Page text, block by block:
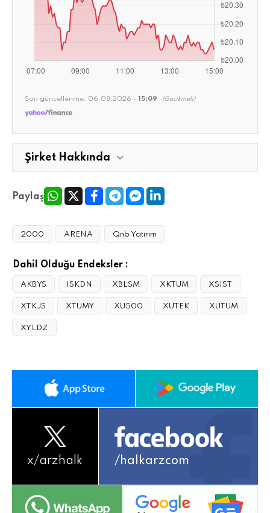
Son güncellenme: 06.08.2026 - 15:09 (Gecikmeli)
Şirket Hakkında
Paylaş
2000 ARENA Qnb Yatırım
Dahil Olduğu Endeksler :
AKBYS ISKDN XBLSM XKTUM XSIST
XTKJS XTUMY XU500 XUTEK XUTUM
XYLDZ
x/arzhalk /halkarzcom